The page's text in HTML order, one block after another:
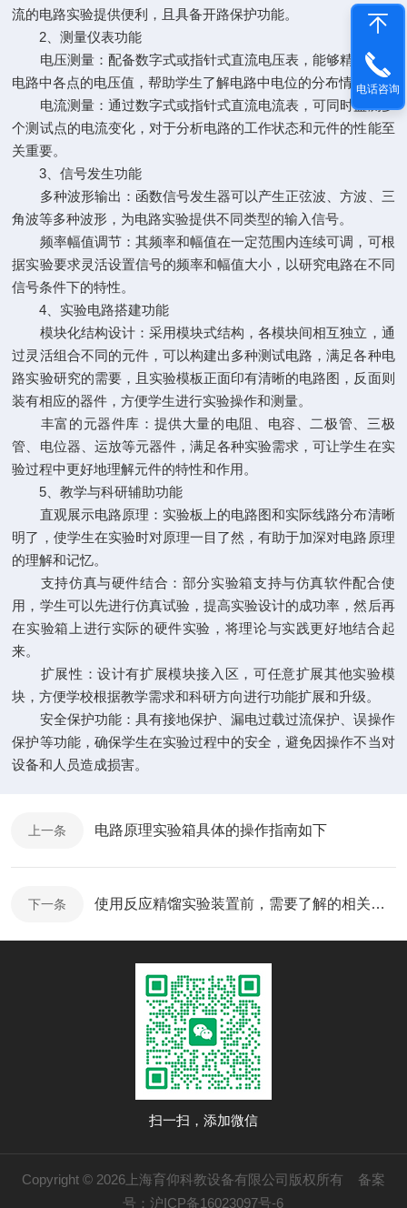
流的电路实验提供便利，且具备开路保护功能。
2、测量仪表功能
电压测量：配备数字式或指针式直流电压表，能够精确测量
电路中各点的电压值，帮助学生了解电路中电位的分布情况。
电流测量：通过数字式或指针式直流电流表，可同时监测多
个测试点的电流变化，对于分析电路的工作状态和元件的性能至
关重要。
3、信号发生功能
多种波形输出：函数信号发生器可以产生正弦波、方波、三
角波等多种波形，为电路实验提供不同类型的输入信号。
频率幅值调节：其频率和幅值在一定范围内连续可调，可根
据实验要求灵活设置信号的频率和幅值大小，以研究电路在不同
信号条件下的特性。
4、实验电路搭建功能
模块化结构设计：采用模块式结构，各模块间相互独立，通
过灵活组合不同的元件，可以构建出多种测试电路，满足各种电
路实验研究的需要，且实验模板正面印有清晰的电路图，反面则
装有相应的器件，方便学生进行实验操作和测量。
丰富的元器件库：提供大量的电阻、电容、二极管、三极
管、电位器、运放等元器件，满足各种实验需求，可让学生在实
验过程中更好地理解元件的特性和作用。
5、教学与科研辅助功能
直观展示电路原理：实验板上的电路图和实际线路分布清晰
明了，使学生在实验时对原理一目了然，有助于加深对电路原理
的理解和记忆。
支持仿真与硬件结合：部分实验箱支持与仿真软件配合使
用，学生可以先进行仿真试验，提高实验设计的成功率，然后再
在实验箱上进行实际的硬件实验，将理论与实践更好地结合起
来。
扩展性：设计有扩展模块接入区，可任意扩展其他实验模
块，方便学校根据教学需求和科研方向进行功能扩展和升级。
安全保护功能：具有接地保护、漏电过载过流保护、误操作
保护等功能，确保学生在实验过程中的安全，避免因操作不当对
设备和人员造成损害。
上一条 电路原理实验箱具体的操作指南如下
下一条 使用反应精馏实验装置前，需要了解的相关参数
扫一扫，添加微信
Copyright © 2026上海育仰科教设备有限公司版权所有 备案
号：沪ICP备16023097号-6
电话咨询